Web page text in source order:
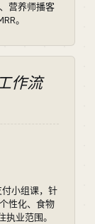
营养师播客
。
作流
小组课，针
性化、食物
业范围。